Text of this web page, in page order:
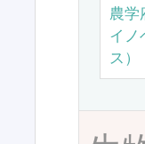
農
イノ
ス）